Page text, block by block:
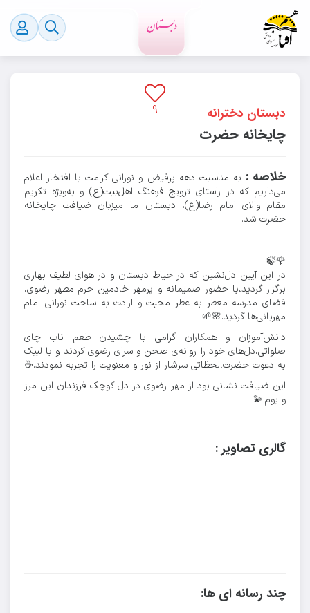
۴۲۸ پارسال
۹ دبستان دخترانه
چایخانه حضرت
خلاصه : به مناسبت دهه‌ پرفیض و نورانی کرامت با افتخار اعلام
می‌داریم که در راستای ترویج فرهنگ اهل‌بیت(ع) و به‌ویژه تکریم
مقام والای امام رضا(ع)، دبستان ما میزبان ضیافت چایخانه
حضرت شد.
🌹🍃
در این آیین دل‌نشین که در حیاط دبستان و در هوای لطیف بهاری
برگزار گردید،با حضور صمیمانه و پرمهر خادمین حرم مطهر رضوی،
فضای مدرسه معطر به عطر محبت و ارادت به ساحت نورانی امام
مهربانی‌ها گردید.🌸🌱
دانش‌آموزان و همکاران گرامی با چشیدن طعم ناب چای
صلواتی،دل‌های خود را روانه‌ی صحن و سرای رضوی کردند و با لبیک
به دعوت حضرت،لحظاتی سرشار از نور و معنویت را تجربه نمودند.☕️
این ضیافت نشانی بود از مهر رضوی در دل کوچک فرزندان این مرز
و بوم.💫
گالری تصاویر :
چند رسانه ای ها: